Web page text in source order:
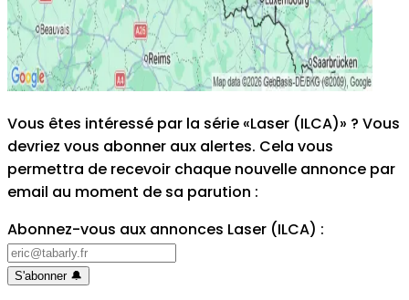
Vous êtes intéressé par la série «Laser (ILCA)» ? Vous
devriez vous abonner aux alertes. Cela vous
permettra de recevoir chaque nouvelle annonce par
email au moment de sa parution :
Abonnez-vous aux annonces Laser (ILCA) :
S'abonner 🔔